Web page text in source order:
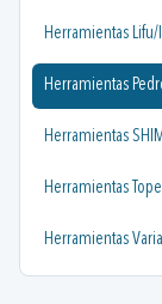
Herramientas Lifu/
Herramientas
Herramientas
Herramientas
Herramientas